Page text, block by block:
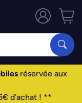
réservée aux
d’achat ! **